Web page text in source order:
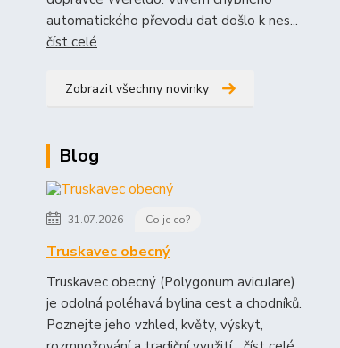
automatického převodu dat došlo k nes...
číst celé
Zobrazit všechny novinky
Blog
31.07.2026 Co je co?
Truskavec obecný
Truskavec obecný (Polygonum aviculare)
je odolná poléhavá bylina cest a chodníků.
Poznejte jeho vzhled, květy, výskyt,